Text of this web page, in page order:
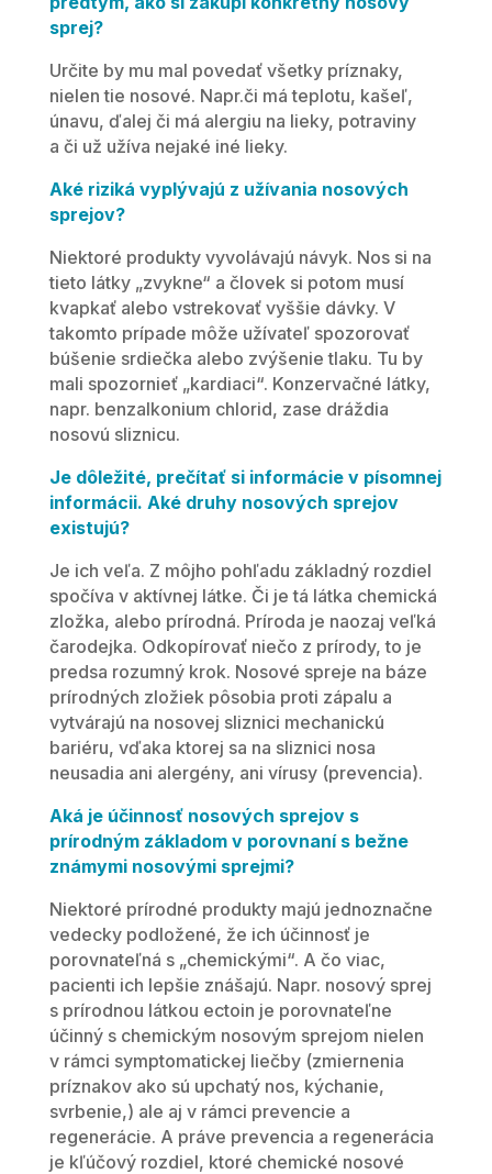
sprej?
Určite by mu mal povedať všetky príznaky,
nielen tie nosové. Napr.či má teplotu, kašeľ,
únavu, ďalej či má alergiu na lieky, potraviny
a či už užíva nejaké iné lieky.
Aké riziká vyplývajú z užívania nosových
sprejov?
Niektoré produkty vyvolávajú návyk. Nos si na
tieto látky „zvykne“ a človek si potom musí
kvapkať alebo vstrekovať vyššie dávky. V
takomto prípade môže užívateľ spozorovať
búšenie srdiečka alebo zvýšenie tlaku. Tu by
mali spozornieť „kardiaci“. Konzervačné látky,
napr. benzalkonium chlorid, zase dráždia
nosovú sliznicu.
Je dôležité, prečítať si informácie v písomnej
informácii. Aké druhy nosových sprejov
existujú?
Je ich veľa. Z môjho pohľadu základný rozdiel
spočíva v aktívnej látke. Či je tá látka chemická
zložka, alebo prírodná. Príroda je naozaj veľká
čarodejka. Odkopírovať niečo z prírody, to je
predsa rozumný krok. Nosové spreje na báze
prírodných zložiek pôsobia proti zápalu a
vytvárajú na nosovej sliznici mechanickú
bariéru, vďaka ktorej sa na sliznici nosa
neusadia ani alergény, ani vírusy (prevencia).
Aká je účinnosť nosových sprejov s
prírodným základom v porovnaní s bežne
známymi nosovými sprejmi?
Niektoré prírodné produkty majú jednoznačne
vedecky podložené, že ich účinnosť je
porovnateľná s „chemickými“. A čo viac,
pacienti ich lepšie znášajú. Napr. nosový sprej
s prírodnou látkou ectoin je porovnateľne
účinný s chemickým nosovým sprejom nielen
v rámci symptomatickej liečby (zmiernenia
príznakov ako sú upchatý nos, kýchanie,
svrbenie,) ale aj v rámci prevencie a
regenerácie. A práve prevencia a regenerácia
je kľúčový rozdiel, ktoré chemické nosové